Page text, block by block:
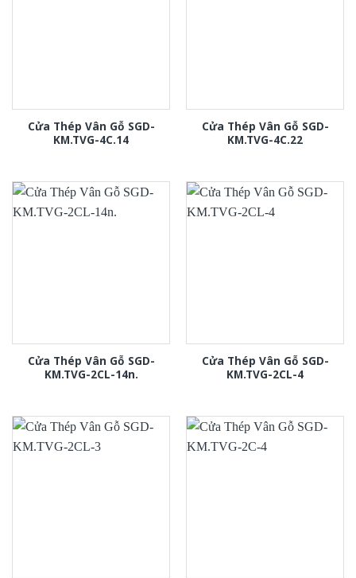
Cửa Thép Vân Gỗ SGD-
KM.TVG-4C.14
Cửa Thép Vân Gỗ SGD-
KM.TVG-4C.22
Cửa Thép Vân Gỗ SGD-
KM.TVG-2CL-14n.
Cửa Thép Vân Gỗ SGD-
KM.TVG-2CL-4